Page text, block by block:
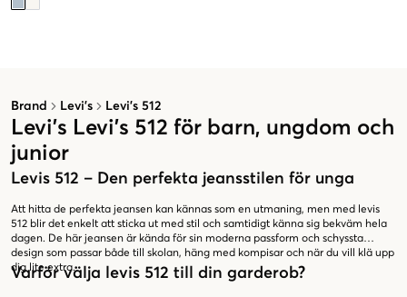
Brand Levi's Levi's 512
Levi's Levi's 512 för barn, ungdom och
junior
Levis 512 – Den perfekta jeansstilen för unga
Att hitta de perfekta jeansen kan kännas som en utmaning, men med levis
512 blir det enkelt att sticka ut med stil och samtidigt känna sig bekväm hela
dagen. De här jeansen är kända för sin moderna passform och schyssta
design som passar både till skolan, häng med kompisar och när du vill klä upp
dig lite extra.
Varför välja levis 512 till din garderob?